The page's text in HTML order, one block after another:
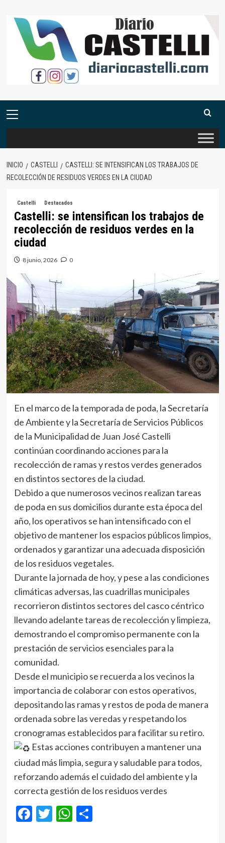
contenido
Menú
INICIO CASTELLI
CASTELLI: SE INTENSIFICAN LOS TRABAJOS DE
RECOLECCIÓN DE RESIDUOS VERDES EN LA CIUDAD
Castelli Destacados
Castelli: se intensifican los trabajos de
recolección de residuos verdes en la
ciudad
8 junio, 2026 0
En el marco de la temporada de poda, la Secretaría
de Ambiente y la Secretaría de Servicios Públicos
de la Municipalidad de Juan José Castelli
continúan coordinando acciones para la
recolección de ramas y restos verdes generados
en distintos sectores de la ciudad.
Debido a que numerosos vecinos realizan tareas
de poda en sus domicilios durante esta época del
año, los operativos se han intensificado con el
objetivo de mantener los espacios públicos limpios,
ordenados y garantizar una adecuada disposición
de los residuos vegetales.
Durante la jornada de hoy, y pese a las condiciones
climáticas adversas, las cuadrillas municipales
recorrieron distintos sectores del casco céntrico
llevando adelante tareas de recolección y limpieza,
demostrando el compromiso permanente con la
prestación de servicios esenciales para la
comunidad.
Desde el municipio se recuerda a los vecinos la
importancia de colaborar con estos operativos,
depositando las ramas y restos de poda de manera
ordenada sobre las veredas y respetando los
cronogramas establecidos para facilitar su retiro.
Estas acciones contribuyen a mantener una
ciudad más limpia, segura y saludable para todos,
reforzando además el cuidado del ambiente y la
correcta gestión de los residuos verdes
Facebook
Twitter
WhatsApp
Compartir